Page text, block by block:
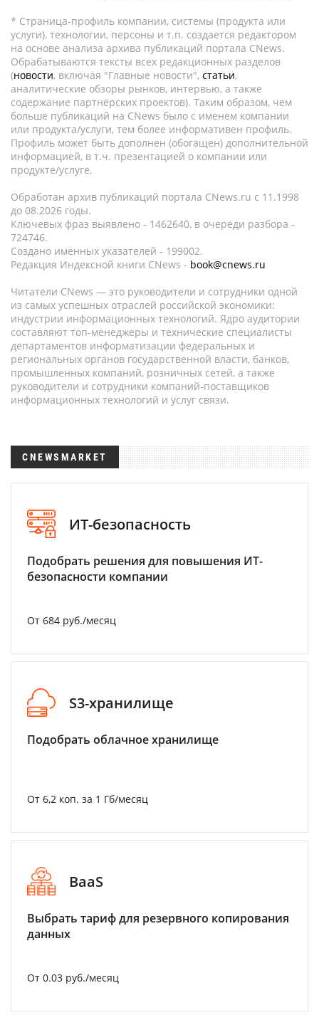
* Страница-профиль компании, системы (продукта или
услуги), технологии, персоны и т.п. создается редактором
на основе анализа архива публикаций портала CNews.
Обрабатываются тексты всех редакционных разделов
(новости, включая "Главные новости", статьи,
аналитические обзоры рынков, интервью, а также
содержание партнёрских проектов). Таким образом, чем
больше публикаций на CNews было с именем компании
или продукта/услуги, тем более информативен профиль.
Профиль может быть дополнен (обогащен) дополнительной
информацией, в т.ч. презентацией о компании или
продукте/услуге.
Обработан архив публикаций портала CNews.ru c 11.1998
до 08.2026 годы.
Ключевых фраз выявлено - 1462640, в очереди разбора -
724746.
Создано именных указателей - 199002.
Редакция Индексной книги CNews - book@cnews.ru
Читатели CNews — это руководители и сотрудники одной
из самых успешных отраслей российской экономики:
индустрии информационных технологий. Ядро аудитории
составляют топ-менеджеры и технические специалисты
департаментов информатизации федеральных и
региональных органов государственной власти, банков,
промышленных компаний, розничных сетей, а также
руководители и сотрудники компаний-поставщиков
информационных технологий и услуг связи.
CNEWSMARKET
ИТ-безопасность
Подобрать решения для повышения ИТ-
безопасности компании
От 684 руб./месяц
S3-хранилище
Подобрать облачное хранилище
От 6,2 коп. за 1 Гб/месяц
BaaS
Выбрать тариф для резервного копирования
данных
От 0.03 руб./месяц